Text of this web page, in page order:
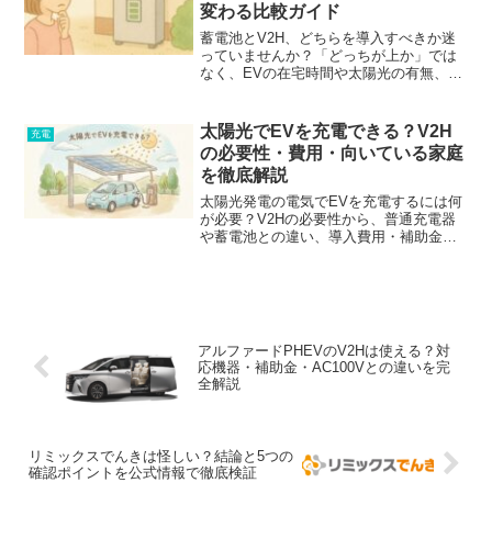
変わる比較ガイド
蓄電池とV2H、どちらを導入すべきか迷
っていませんか？「どっちが上か」では
なく、EVの在宅時間や太陽光の有無、停
V2H・併用）判断基準や補助金情報をベ
テランライターが徹底解説。見積もり前
の必読ガイドです！
充電
太陽光でEVを充電できる？V2H
の必要性・費用・向いている家庭
を徹底解説
太陽光発電の電気でEVを充電するには何
が必要？V2Hの必要性から、普通充電器
や蓄電池との違い、導入費用・補助金、
アルファードPHEVのV2Hは使える？対
応機器・補助金・AC100Vとの違いを完
全解説
リミックスでんきは怪しい？結論と5つの
確認ポイントを公式情報で徹底検証